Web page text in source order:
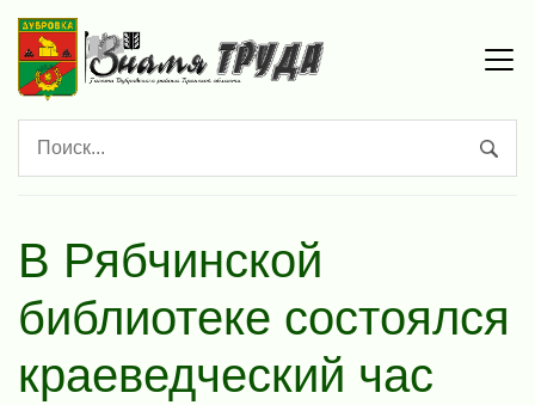
В Рябчинской
библиотеке состоялся
краеведческий час